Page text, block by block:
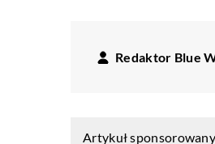
Redaktor Blue
Artykuł sponsorowany